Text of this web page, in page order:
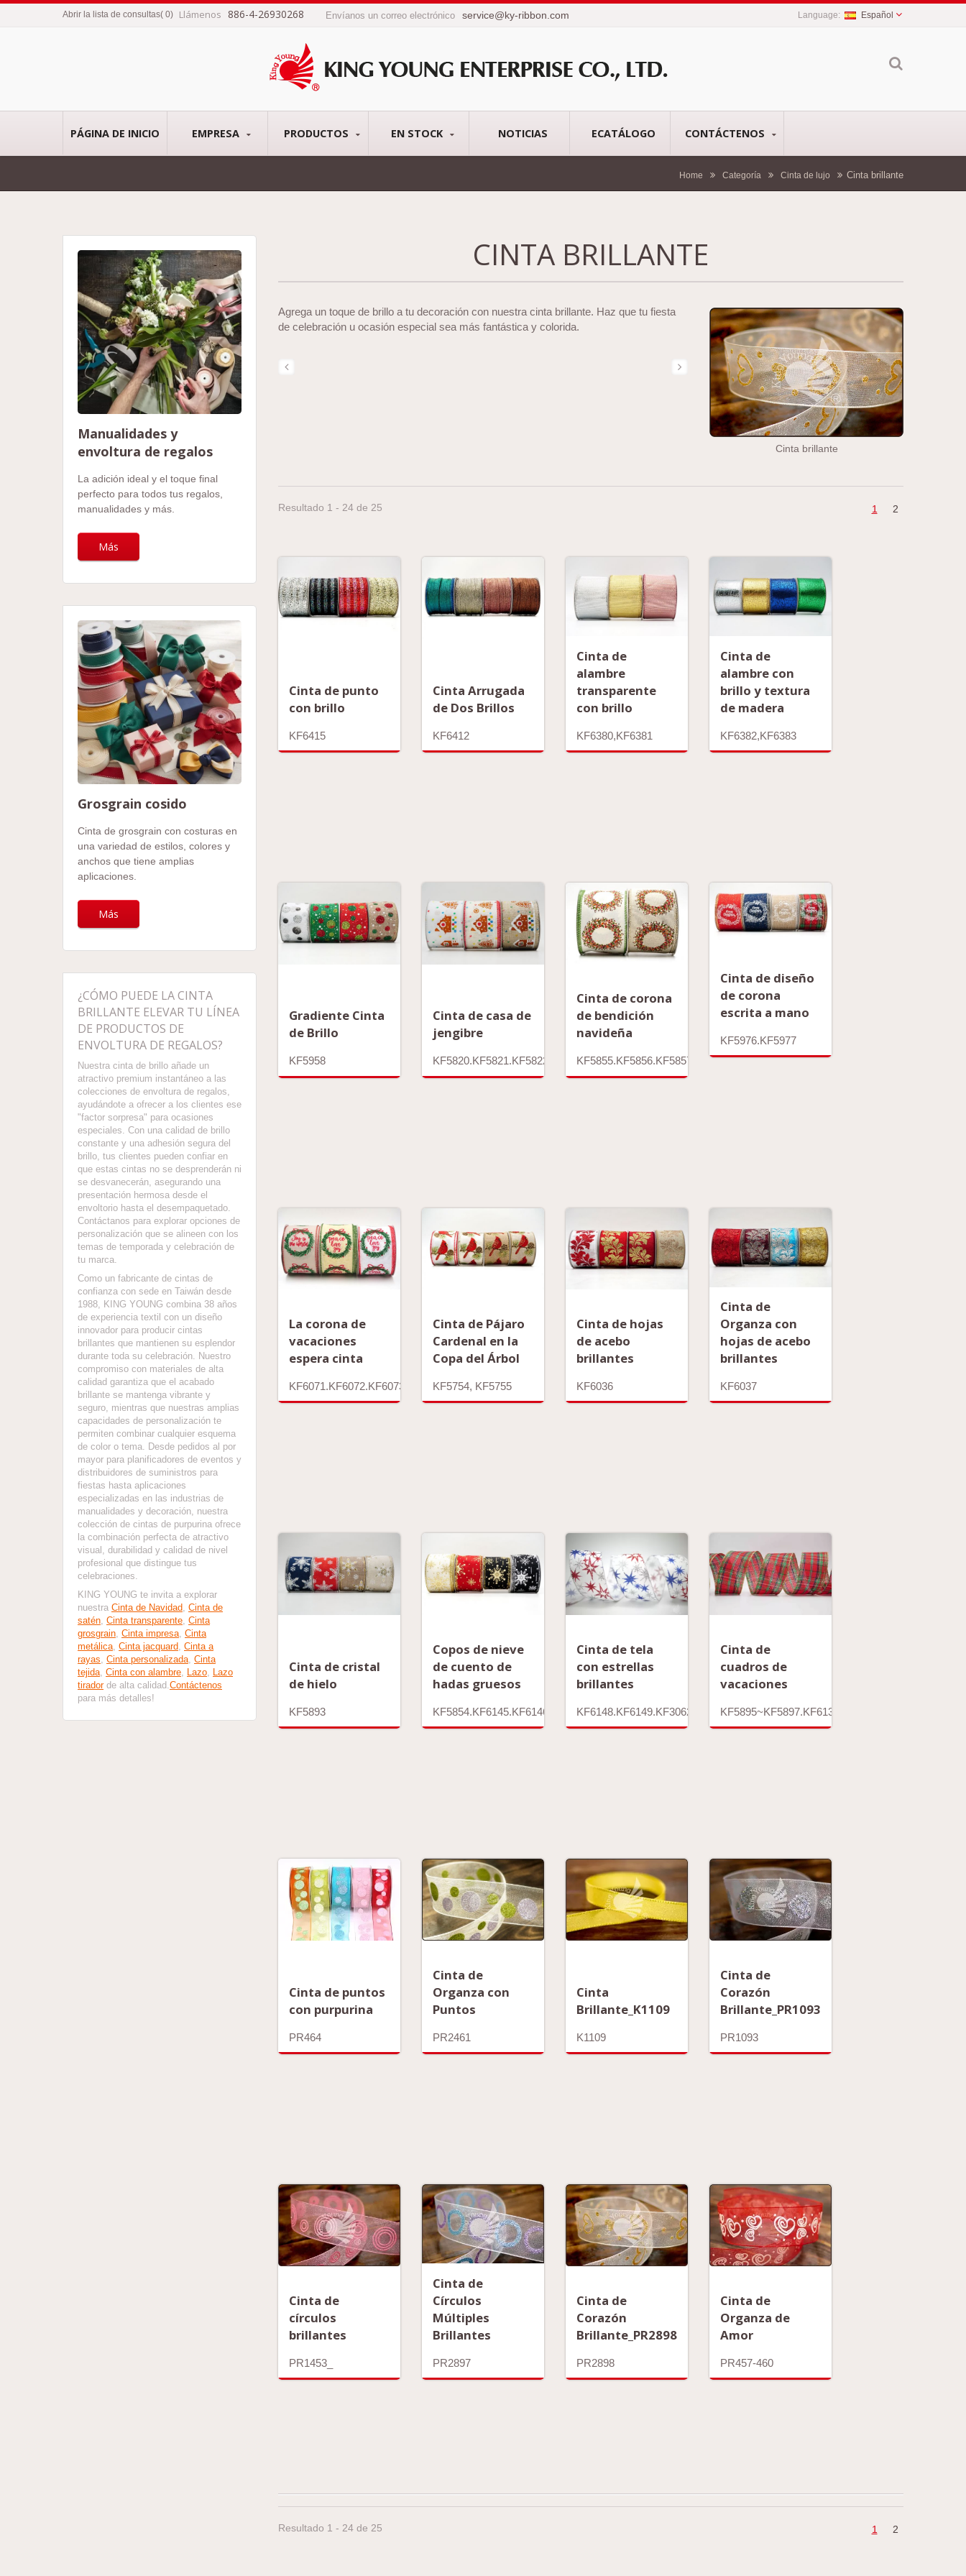
Abrir la lista de consultas( 0) Llámenos 886-4-26930268 Envíanos un correo electrónico service@ky-ribbon.com Español
PÁGINA DE INICIO EMPRESA PRODUCTOS EN STOCK NOTICIAS ECATÁLOGO CONTÁCTENOS
Home Categoría Cinta de lujo Cinta brillante
Manualidades y
envoltura de regalos
La adición ideal y el toque final
perfecto para todos tus regalos,
manualidades y más.
Más
Grosgrain cosido
Cinta de grosgrain con costuras en
una variedad de estilos, colores y
anchos que tiene amplias
aplicaciones.
Más
¿CÓMO PUEDE LA CINTA
BRILLANTE ELEVAR TU LÍNEA
DE PRODUCTOS DE
ENVOLTURA DE REGALOS?
Nuestra cinta de brillo añade un
atractivo premium instantáneo a las
colecciones de envoltura de regalos,
ayudándote a ofrecer a los clientes ese
"factor sorpresa" para ocasiones
especiales. Con una calidad de brillo
constante y una adhesión segura del
brillo, tus clientes pueden confiar en
que estas cintas no se desprenderán ni
se desvanecerán, asegurando una
presentación hermosa desde el
envoltorio hasta el desempaquetado.
Contáctanos para explorar opciones de
personalización que se alineen con los
temas de temporada y celebración de
tu marca.
Como un fabricante de cintas de
confianza con sede en Taiwán desde
1988, KING YOUNG combina 38 años
de experiencia textil con un diseño
innovador para producir cintas
brillantes que mantienen su esplendor
durante toda su celebración. Nuestro
compromiso con materiales de alta
calidad garantiza que el acabado
brillante se mantenga vibrante y
seguro, mientras que nuestras amplias
capacidades de personalización te
permiten combinar cualquier esquema
de color o tema. Desde pedidos al por
mayor para planificadores de eventos y
distribuidores de suministros para
fiestas hasta aplicaciones
especializadas en las industrias de
manualidades y decoración, nuestra
colección de cintas de purpurina ofrece
la combinación perfecta de atractivo
visual, durabilidad y calidad de nivel
profesional que distingue tus
celebraciones.
KING YOUNG te invita a explorar
nuestra Cinta de Navidad, Cinta de
satén, Cinta transparente, Cinta
grosgrain, Cinta impresa, Cinta
metálica, Cinta jacquard, Cinta a
rayas, Cinta personalizada, Cinta
tejida, Cinta con alambre, Lazo, Lazo
tiradorde alta calidad.Contáctenos
para más detalles!
CINTA BRILLANTE
Cinta brillante
Agrega un toque de brillo a tu decoración con nuestra cinta brillante. Haz que tu fiesta
de celebración u ocasión especial sea más fantástica y colorida.
Resultado 1 - 24 de 25 1 2
Cinta de punto
con brillo
KF6415
Cinta Arrugada
de Dos Brillos
KF6412
Cinta de
alambre
transparente
con brillo
KF6380,KF6381
Cinta de
alambre con
brillo y textura
de madera
KF6382,KF6383
Gradiente Cinta
de Brillo
KF5958
Cinta de casa de
jengibre
KF5820.KF5821.KF5822
Cinta de corona
de bendición
navideña
KF5855.KF5856.KF5857
Cinta de diseño
de corona
escrita a mano
KF5976.KF5977
La corona de
vacaciones
espera cinta
KF6071.KF6072.KF6073.KF6074.KF6075
Cinta de Pájaro
Cardenal en la
Copa del Árbol
KF5754, KF5755
Cinta de hojas
de acebo
brillantes
KF6036
Cinta de
Organza con
hojas de acebo
brillantes
KF6037
Cinta de cristal
de hielo
KF5893
Copos de nieve
de cuento de
hadas gruesos
KF5854.KF6145.KF6146.KF6147.KF6150
Cinta de tela
con estrellas
brillantes
KF6148.KF6149.KF3062G
Cinta de
cuadros de
vacaciones
KF5895~KF5897.KF6138.KF6218
Cinta de puntos
con purpurina
PR464
Cinta de
Organza con
Puntos
PR2461
Cinta
Brillante_K1109
K1109
Cinta de
Corazón
Brillante_PR1093
PR1093
Cinta de
círculos
brillantes
PR1453_
Cinta de
Círculos
Múltiples
Brillantes
PR2897
Cinta de
Corazón
Brillante_PR2898
PR2898
Cinta de
Organza de
Amor
PR457-460
Resultado 1 - 24 de 25 1 2